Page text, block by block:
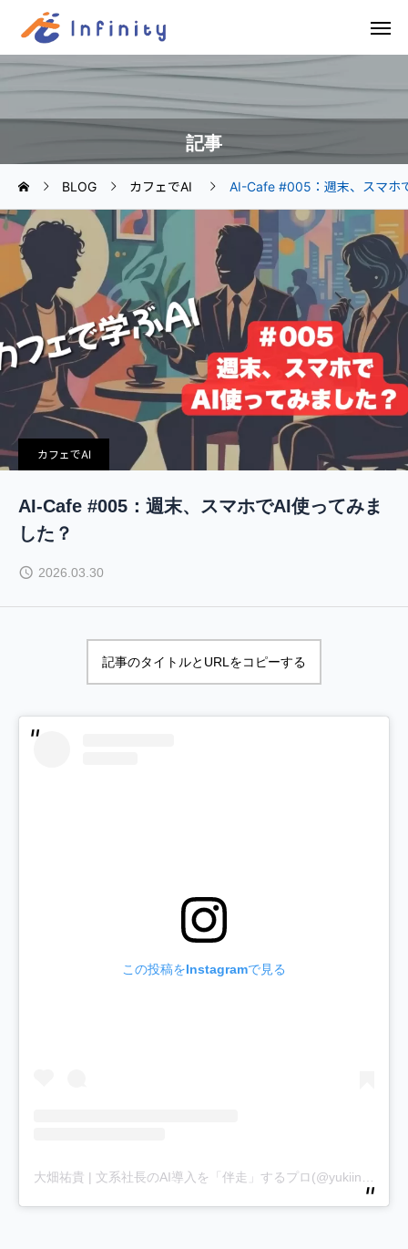
記事
BLOG カフェでAI AI-Cafe #005：週末、スマホ
カフェでAI
AI-Cafe #005：週末、スマホでAI使ってみま
した？
2026.03.30
記事のタイトルとURLをコピーする
この投稿をInstagramで見る
大畑祐貴 | 文系社長のAI導入を「伴走」するプロ(@yukiinfinity1)がシェアした投稿